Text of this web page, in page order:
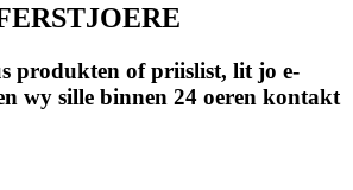
produkten of priislist, lit jo e-
wy sille binnen 24 oeren kontakt